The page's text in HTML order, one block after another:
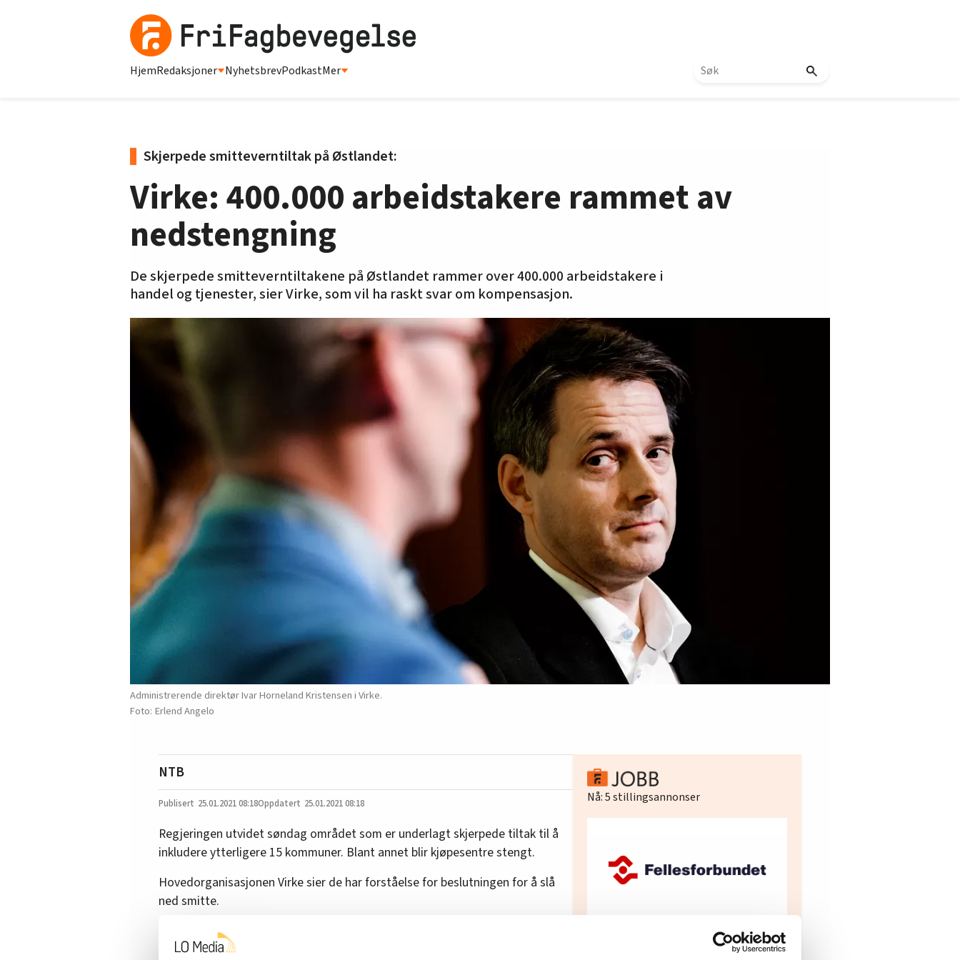
HjemRedaksjoner NyhetsbrevPodkastMer
Skjerpede smitteverntiltak på Østlandet:
Virke: 400.000 arbeidstakere rammet av
nedstengning
De skjerpede smitteverntiltakene på Østlandet rammer over 400.000 arbeidstakere i
handel og tjenester, sier Virke, som vil ha raskt svar om kompensasjon.
Administrerende direktør Ivar Horneland Kristensen i Virke.
Erlend Angelo
NTB
25.01.202108:18 25.01.2021 08:18
Regjeringen utvidet søndag området som er underlagt skjerpede tiltak til å
inkludere ytterligere 15 kommuner. Blant annet blir kjøpesentre stengt.
Hovedorganisasjonen Virke sier de har forståelse for beslutningen for å slå
ned smitte.
Nytt korona-sjokk:
fare for å bli permittert
Nå:5stillingsannonser
Regionleder Region